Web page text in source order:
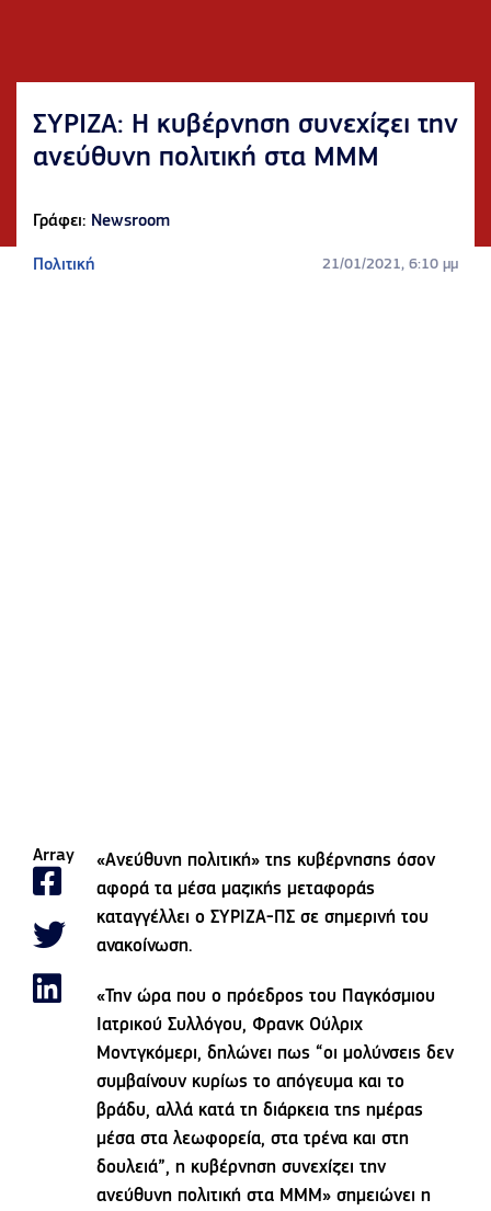
ΣΥΡΙΖΑ: Η κυβέρνηση συνεχίζει την
ανεύθυνη πολιτική στα ΜΜΜ
Γράφει: Newsroom
Πολιτική 21/01/2021, 6:10 μμ
Array
«Ανεύθυνη πολιτική» της κυβέρνησης όσον
αφορά τα μέσα μαζικής μεταφοράς
καταγγέλλει ο ΣΥΡΙΖΑ-ΠΣ σε σημερινή του
ανακοίνωση.
«Την ώρα που ο πρόεδρος του Παγκόσμιου
Ιατρικού Συλλόγου, Φρανκ Ούλριχ
Μοντγκόμερι, δηλώνει πως “οι μολύνσεις δεν
συμβαίνουν κυρίως το απόγευμα και το
βράδυ, αλλά κατά τη διάρκεια της ημέρας
μέσα στα λεωφορεία, στα τρένα και στη
δουλειά”, η κυβέρνηση συνεχίζει την
ανεύθυνη πολιτική στα ΜΜΜ» σημειώνει η